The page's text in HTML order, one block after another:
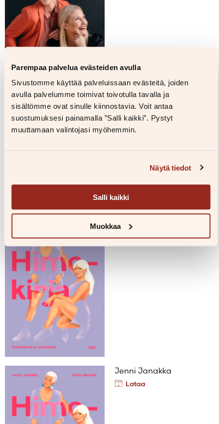
Parempaa palvelua evästeiden avulla
Sivustomme käyttää palveluissaan evästeitä, joiden
avulla palvelumme toimivat toivotulla tavalla ja
sisältömme ovat sinulle kiinnostavia. Voit antaa
suostumuksesi painamalla ”Salli kaikki”. Pystyt
muuttamaan valintojasi myöhemmin.
Näytä tiedot
Salli kaikki
Muokkaa
Jenni Janakka
Lataa
Jenni Janakka
Lataa
Jenni Janakka
Lataa